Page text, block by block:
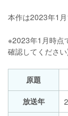
本作は2023年1
※2023年1月時点
確認してくださ
原題
放送年